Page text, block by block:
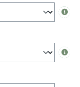
Info
Info